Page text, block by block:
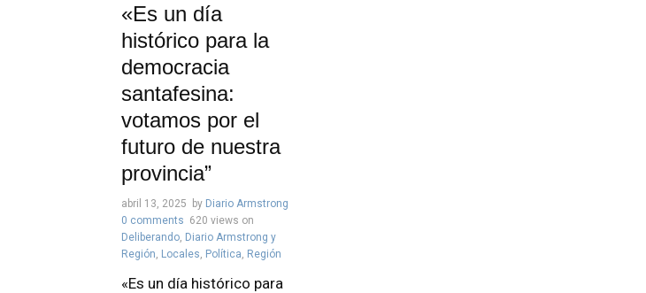
«Es un día
histórico para la
democracia
santafesina:
votamos por el
futuro de nuestra
provincia”
abril 13, 2025 by Diario Armstrong
0 comments 620 views on
Deliberando Diario Armstrong y
Región Locales Política Región
«Es un día histórico para